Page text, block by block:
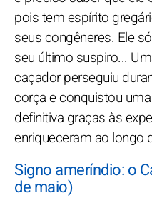
pois tem espírito
seus congêneres. Ele
seu último suspiro...
caçador perseguiu
corça e conquistou
definitiva graças às
enriqueceram ao longo
Signo ameríndio: o
de maio)